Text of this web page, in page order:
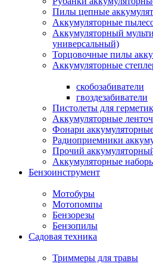
Пилы цепные
Аккумуляторные
Аккумуляторный
универсальный)
Торцовочные пилы
Аккумуляторные
скобозабиватели
гвоздезабиватели
Пистолеты для
Аккумуляторные
Фонари
Радиоприемники
Прочий
Аккумуляторные
Бензоинструмент
Мотобуры
Мотопомпы
Бензорезы
Бензопилы
Садовая техника
Триммеры для травы